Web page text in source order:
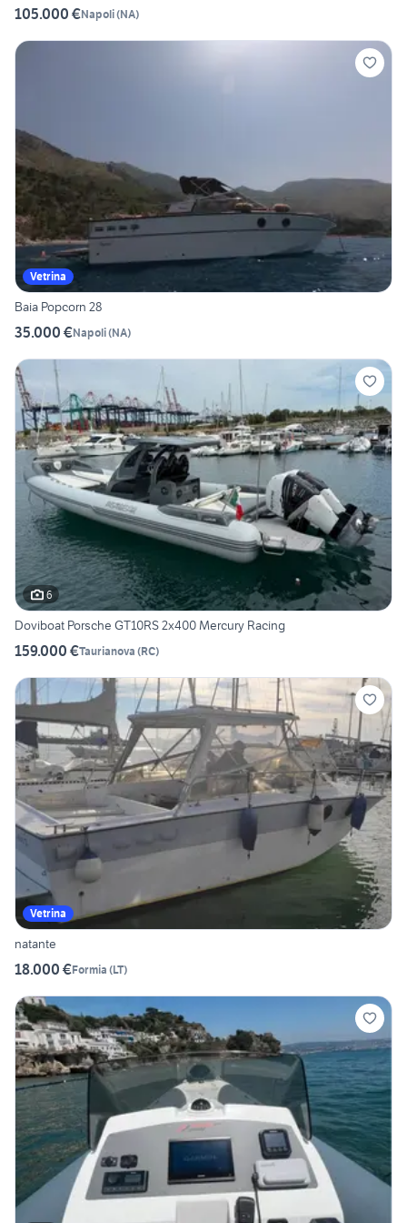
105.000 €Napoli(NA)
Vetrina
Baia Popcorn 28
35.000 €Napoli(NA)
6
Doviboat Porsche GT10RS 2x400 Mercury Racing
159.000 €Taurianova (RC)
Vetrina
natante
18.000 €Formia (LT)